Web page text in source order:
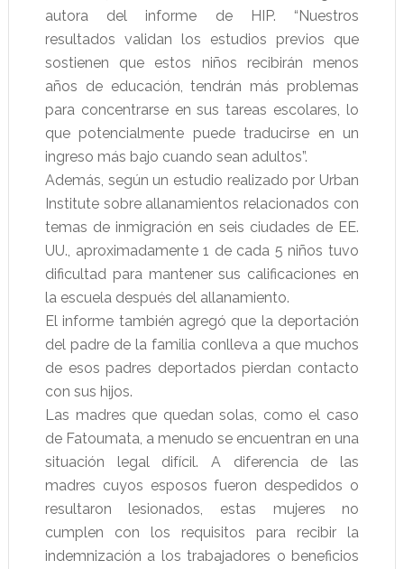
autora del informe de HIP. “Nuestros
resultados validan los estudios previos que
sostienen que estos niños recibirán menos
años de educación, tendrán más problemas
para concentrarse en sus tareas escolares, lo
que potencialmente puede traducirse en un
ingreso más bajo cuando sean adultos”.
Además, según un estudio realizado por Urban
Institute sobre allanamientos relacionados con
temas de inmigración en seis ciudades de EE.
UU., aproximadamente 1 de cada 5 niños tuvo
dificultad para mantener sus calificaciones en
la escuela después del allanamiento.
El informe también agregó que la deportación
del padre de la familia conlleva a que muchos
de esos padres deportados pierdan contacto
con sus hijos.
Las madres que quedan solas, como el caso
de Fatoumata, a menudo se encuentran en una
situación legal difícil. A diferencia de las
madres cuyos esposos fueron despedidos o
resultaron lesionados, estas mujeres no
cumplen con los requisitos para recibir la
indemnización a los trabajadores o beneficios